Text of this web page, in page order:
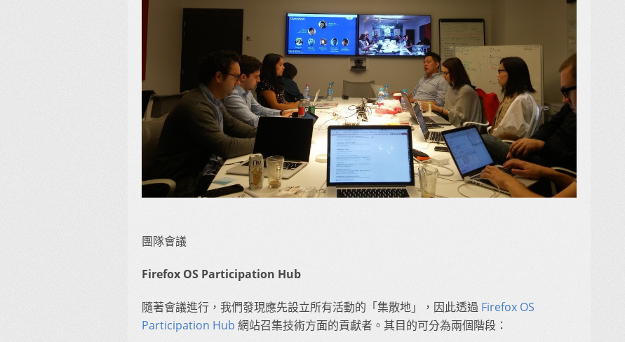
團隊會議
Firefox OS Participation Hub
隨著會議進行，我們發現應先設立所有活動的「集散地」，因此透過 Firefox OS
Participation Hub 網站召集技術方面的貢獻者。其目的可分為兩個階段：